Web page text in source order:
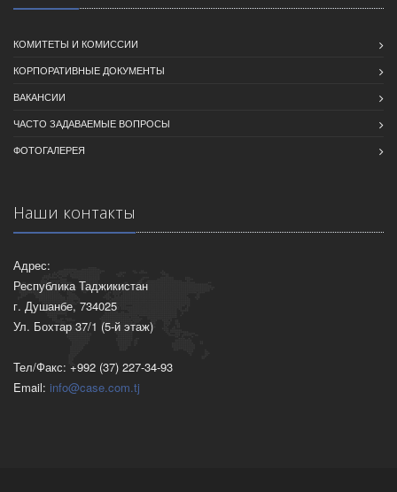
КОМИТЕТЫ И КОМИССИИ
КОРПОРАТИВНЫЕ ДОКУМЕНТЫ
ВАКАНСИИ
ЧАСТО ЗАДАВАЕМЫЕ ВОПРОСЫ
ФОТОГАЛЕРЕЯ
Наши контакты
Адрес:
Республика Таджикистан
г. Душанбе, 734025
Ул. Бохтар 37/1 (5-й этаж)
Тел/Факс: +992 (37) 227-34-93
Email: info@case.com.tj